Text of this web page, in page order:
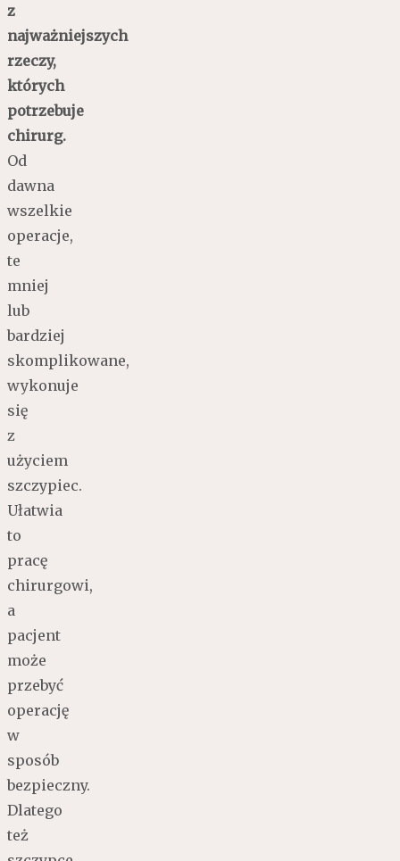
z
najważniejszych
rzeczy,
których
potrzebuje
chirurg.
Od
dawna
wszelkie
operacje,
te
mniej
lub
bardziej
skomplikowane,
wykonuje
się
z
użyciem
szczypiec.
Ułatwia
to
pracę
chirurgowi,
a
pacjent
może
przebyć
operację
w
sposób
bezpieczny.
Dlatego
też